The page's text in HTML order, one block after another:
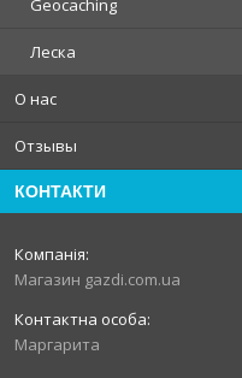
Geocaching
Леска
О нас
Отзывы
КОНТАКТИ
Магазин gazdi.com.ua
Маргарита